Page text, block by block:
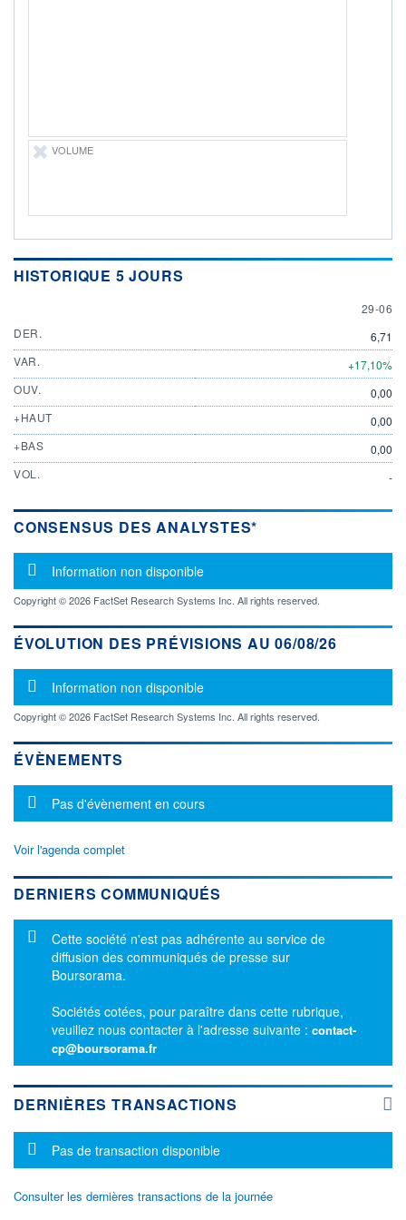
VOLUME
HISTORIQUE 5 JOURS
29
29-06
DER.
6,71
VAR.
+17,10%
OUV.
0,00
+HAUT
0,00
+BAS
0,00
VOL.
-
CONSENSUS DES ANALYSTES*
Message d'information
Information non disponible
Copyright © 2026 FactSet Research Systems Inc. All rights reserved.
ÉVOLUTION DES PRÉVISIONS AU 06/08/26
Message d'information
Information non disponible
Copyright © 2026 FactSet Research Systems Inc. All rights reserved.
ÉVÈNEMENTS
Message d'information
Pas d'évènement en cours
Voir l'agenda complet
DERNIERS COMMUNIQUÉS
Message d'information
Cette société n'est pas adhérente au service de
diffusion des communiqués de presse sur
Boursorama.
Sociétés cotées, pour paraître dans cette rubrique,
veuillez nous contacter à l'adresse suivante : contact-
cp@boursorama.fr
DERNIÈRES TRANSACTIONS
Message d'information
Pas de transaction disponible
Consulter les dernières transactions de la journée